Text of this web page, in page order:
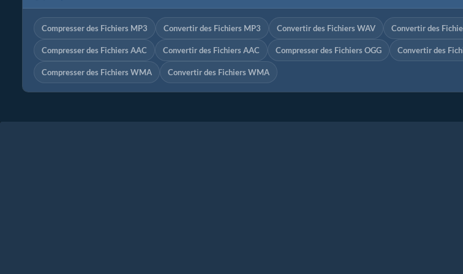
Compresser des Fichiers MP3 Convertir des Fichiers MP3 Convertir des Fichiers WAV Convertir des
Compresser des Fichiers AAC Convertir des Fichiers AAC Compresser des Fichiers OGG Convertir des
Compresser des Fichiers WMA Convertir des Fichiers WMA